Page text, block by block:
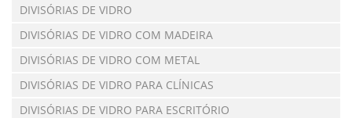
DIVISÓRIAS DE VIDRO
DIVISÓRIAS DE VIDRO COM MADEIRA
DIVISÓRIAS DE VIDRO COM METAL
DIVISÓRIAS DE VIDRO PARA CLÍNICAS
DIVISÓRIAS DE VIDRO PARA ESCRITÓRIO